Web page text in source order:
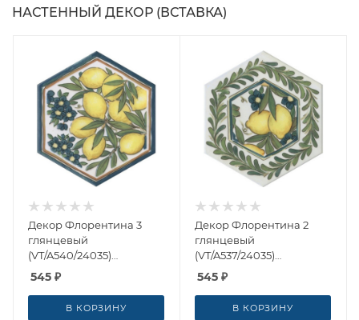
НАСТЕННЫЙ ДЕКОР (ВСТАВКА)
Декор Флорентина 3
глянцевый
(VT/A540/24035)
20x23.1x0.69 от Kerama
545 ₽
В КОРЗИНУ
Декор Флорентина 2
глянцевый
(VT/A537/24035)
20x23.1x0.69 от Kerama
545 ₽
В КОРЗИНУ